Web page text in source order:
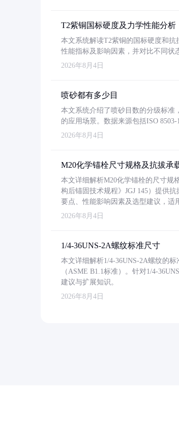
T2紫铜国标硬度及力学性能分析
本文系统解读T2紫铜的国标硬度和抗
性能指标及影响因素，并对比不同状
2026年8月4日
喷砂都有多少目
本文系统介绍了喷砂目数的分级标准
的应用场景。数据来源包括ISO
2026年8月4日
M20化学锚栓尺寸规格及抗拔承
本文详细解析M20化学锚栓的尺寸规
构后锚固技术规程》JGJ 145）提供
要点、性能影响因素及选型建议，适
2026年8月4日
1/4-36UNS-2A螺纹标准尺寸
本文详细解析1/4-36UNS-2A螺纹的
（ASME B1.1标准）。针对1/4-
建议与扩展知识。
2026年8月4日